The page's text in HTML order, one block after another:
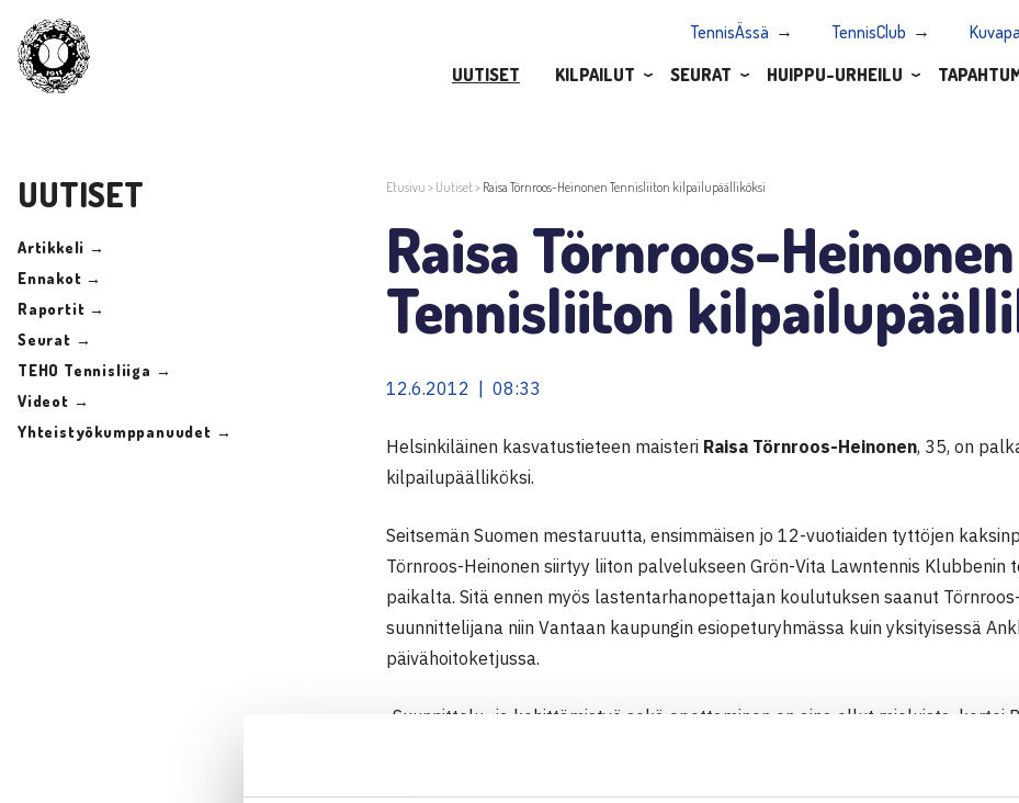
TennisÄssä TennisClub
UUTISET
KILPAILUT SEURAT HUIPPU-URHEILU
UUTISET
Artikkeli →
Ennakot →
Raportit →
Seurat →
TEHO Tennisliiga →
Videot →
Yhteistyökumppanuudet →
Etusivu > Uutiset> Raisa Törnroos-Heinonen Tennisliiton kilpailupäälliköksi
Raisa Törnroos-Heinonen
Tennisliiton
12.6.2012 | 08:33
Helsinkiläinen kasvatustieteen maisteri Raisa Törnroos-Heinonen, 35, on
kilpailupäälliköksi.
Seitsemän Suomen mestaruutta, ensimmäisen jo 12-vuotiaiden tyttöjen
Törnroos-Heinonen siirtyy liiton palvelukseen Grön-Vita Lawntennis Klubbenin
paikalta. Sitä ennen myös lastentarhanopettajan koulutuksen saanut
suunnittelijana niin Vantaan kaupungin esiopeturyhmässa kuin yksityisessä
päivähoitoketjussa.
-Suunnittelu- ja kehittämistyö sekä opettaminen on aina ollut mieluista, kertoi